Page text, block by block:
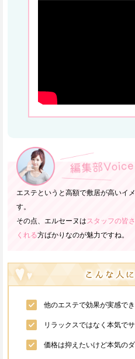
エステというと高額で敷居が高いイ
す。
その点、エルセーヌは スタッフの皆
くれる方ばかりなのが魅力ですね。
他のエステで効果が実感で
リラックスではなく本気で
価格は抑えたいけど本気の